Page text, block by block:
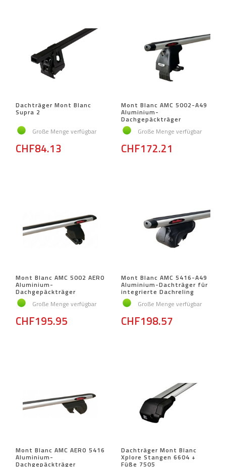
Dachträger Mont Blanc
Supra 2
Große Menge verfügbar
CHF84.13
Mont Blanc AMC 5002-A49
Aluminium-
Dachgepäckträger
Große Menge verfügbar
CHF172.21
Mont Blanc AMC 5002 AERO
Aluminium-
Dachgepäckträger
Große Menge verfügbar
CHF195.95
Mont Blanc AMC 5416-A49
Aluminium-Dachträger für
integrierte Dachreling
Große Menge verfügbar
CHF198.57
Mont Blanc AMC AERO 5416
Aluminium-
Dachgepäckträger
Dachträger Mont Blanc
Xplore Stangen 6604 +
Füße 7505